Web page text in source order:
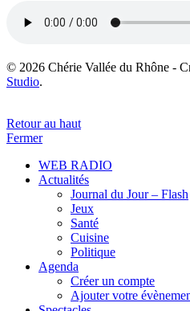
© 2026 Chérie Vallée du Rhône -
Studio.
Retour au haut
Fermer
WEB RADIO
Actualités
Journal du Jour – Flash
Jeux
Santé
Cuisine
Politique
Agenda
Créer un compte
Ajouter votre